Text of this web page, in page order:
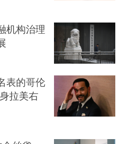
机构治理
表的哥伦
拉美右